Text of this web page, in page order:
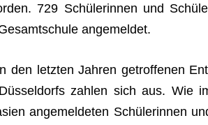
729 Schü­le­rin­nen und
angemeldet.
den letz­ten Jah­ren getrof­fe­nen
zah­len sich aus. Wie
ange­mel­de­ten Schü­le­rin­nen